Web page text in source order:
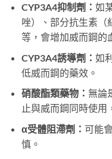
CYP3A4抑制劑： 如
唑）、部分抗生素（
等，會增加威而鋼的
CYP3A4誘導劑： 如
低威而鋼的藥效。
硝酸酯類藥物： 無論
止與威而鋼同時使用
α受體阻滯劑： 可能
慎。